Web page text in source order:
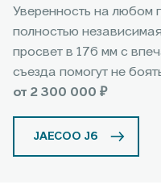
Уверенность на любом
полностью
просвет в 176 мм с
съезда помогут не
от 2 300 000 ₽
JAECOO J6